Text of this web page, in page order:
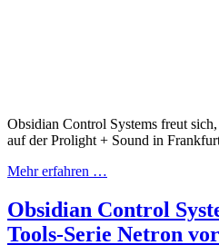
Obsidian Control Systems freut
auf der Prolight + Sound in
Mehr erfahren …
Obsidian Control
Tools-Serie Netron vor